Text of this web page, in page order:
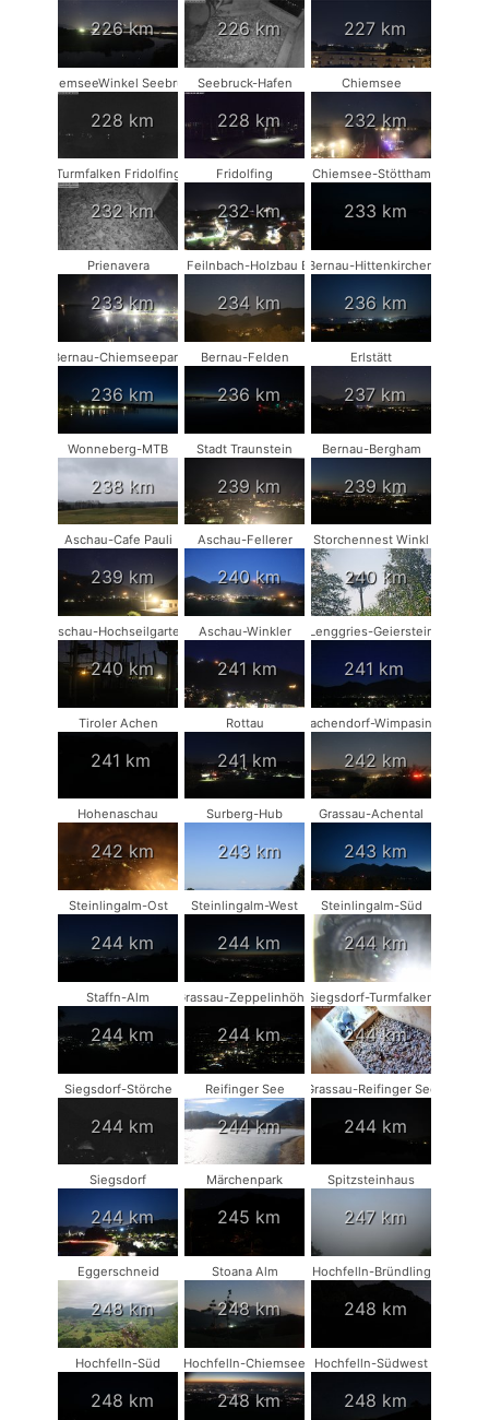
226 km 226 km 227 km
ChiemseeWinkel Seebruck
228 km
Seebruck-Hafen
228 km
Chiemsee
232 km
Turmfalken Fridolfing
232 km
Fridolfing
232 km
Chiemsee-Stöttham
233 km
Prienavera
233 km
Bad Feilnbach-Holzbau Eder
234 km
Bernau-Hittenkirchen
236 km
Bernau-Chiemseepark
236 km
Bernau-Felden
236 km
Erlstätt
237 km
Wonneberg-MTB
238 km
Stadt Traunstein
239 km
Bernau-Bergham
239 km
Aschau-Cafe Pauli
239 km
Aschau-Fellerer
240 km
Storchennest Winkl
240 km
Aschau-Hochseilgarten
240 km
Aschau-Winkler
241 km
Lenggries-Geierstein
241 km
Tiroler Achen
241 km
Rottau
241 km
Vachendorf-Wimpasing
242 km
Hohenaschau
242 km
Surberg-Hub
243 km
Grassau-Achental
243 km
Steinlingalm-Ost
244 km
Steinlingalm-West
244 km
Steinlingalm-Süd
244 km
Staffn-Alm
244 km
Grassau-Zeppelinhöhe
244 km
Siegsdorf-Turmfalken
244 km
Siegsdorf-Störche
244 km
Reifinger See
244 km
Grassau-Reifinger See
244 km
Siegsdorf
244 km
Märchenpark
245 km
Spitzsteinhaus
247 km
Eggerschneid
248 km
Stoana Alm
248 km
Hochfelln-Bründling
248 km
Hochfelln-Süd
248 km
Hochfelln-Chiemsee
248 km
Hochfelln-Südwest
248 km